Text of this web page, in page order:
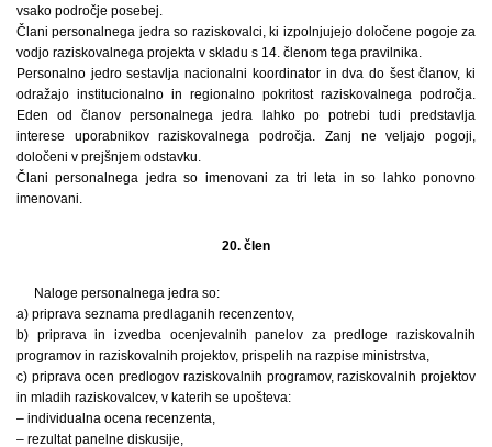
vsako področje posebej.
Člani personalnega jedra so raziskovalci, ki izpolnjujejo določene pogoje za
vodjo raziskovalnega projekta v skladu s 14. členom tega pravilnika.
Personalno jedro sestavlja nacionalni koordinator in dva do šest članov, ki
odražajo institucionalno in regionalno pokritost raziskovalnega področja.
Eden od članov personalnega jedra lahko po potrebi tudi predstavlja
interese uporabnikov raziskovalnega področja. Zanj ne veljajo pogoji,
določeni v prejšnjem odstavku.
Člani personalnega jedra so imenovani za tri leta in so lahko ponovno
imenovani.
20. člen
Naloge personalnega jedra so:
a) priprava seznama predlaganih recenzentov,
b) priprava in izvedba ocenjevalnih panelov za predloge raziskovalnih
programov in raziskovalnih projektov, prispelih na razpise ministrstva,
c) priprava ocen predlogov raziskovalnih programov, raziskovalnih projektov
in mladih raziskovalcev, v katerih se upošteva:
– individualna ocena recenzenta,
– rezultat panelne diskusije,